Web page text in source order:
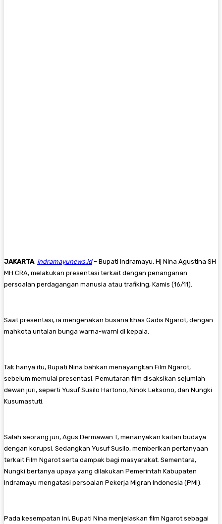
JAKARTA, indramayunews.id – Bupati Indramayu, Hj Nina Agustina SH
MH CRA, melakukan presentasi terkait dengan penanganan
persoalan perdagangan manusia atau trafiking, Kamis (16/11).
Saat presentasi, ia mengenakan busana khas Gadis Ngarot, dengan
mahkota untaian bunga warna-warni di kepala.
Tak hanya itu, Bupati Nina bahkan menayangkan Film Ngarot,
sebelum memulai presentasi. Pemutaran film disaksikan sejumlah
dewan juri, seperti Yusuf Susilo Hartono, Ninok Leksono, dan Nungki
Kusumastuti.
Salah seorang juri, Agus Dermawan T, menanyakan kaitan budaya
dengan korupsi. Sedangkan Yusuf Susilo, memberikan pertanyaan
terkait Film Ngarot serta dampak bagi masyarakat. Sementara,
Nungki bertanya upaya yang dilakukan Pemerintah Kabupaten
Indramayu mengatasi persoalan Pekerja Migran Indonesia (PMI).
Pada kesempatan ini, Bupati Nina menjelaskan film Ngarot sebagai